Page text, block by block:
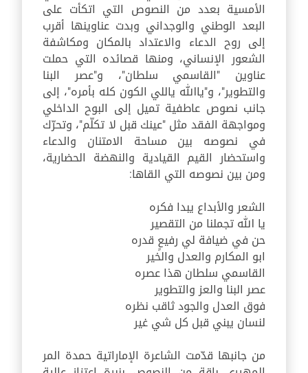
الأمسية بعدد من النصوص التي اتكأت على
البعد الوطني والوجداني وبدت عناوينها أقرب
إلى روح الدعاء والاعتداد بالمكان ومكاشفة
الشعور الإنساني، ومنها قصائده التي حملت
عناوين "القاسمي سلطان"، و"عصر البنا
والتطوير"، و"ياالله ياللي الكون كله بأمره"، إلى
جانب نصوص عاطفية تميل إلى البوح الداخلي
ومواجهة الفقد مثل"عينك قبل لا تكلّم"، وتحرّك
في نصوصه بين مساحة الامتنان والدعاء
واستحضار القيم القيادية والنهضة الحضارية،
ومن بين نصوصه التي القاها:
الشعر والأبداع يبدا فكره
يا الله تجملنا من التقصير
حن في ضيافة لي رفيعٍ قدره
ابو المكارم والعدل والخير
القاسمي سلطان هذا عصره
عصر البنا والعز والتطوير
فوق العدل والجود ثاقب نظره
لنسان يبني قبل كل شي غير
من جانبها قدّمت الشاعرة الإماراتية حمدة المر